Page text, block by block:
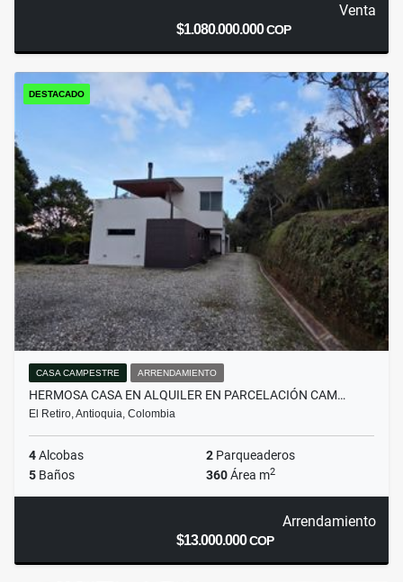
Venta
$1.080.000.000COP
DESTACADO
CASA CAMPESTRE ARRENDAMIENTO
HERMOSA CASA EN ALQUILER EN PARCELACIÓN CAM…
El Retiro, Antioquia, Colombia
4Alcobas 2 Parqueaderos
5 Baños 360Área m2
Arrendamiento
$13.000.000COP